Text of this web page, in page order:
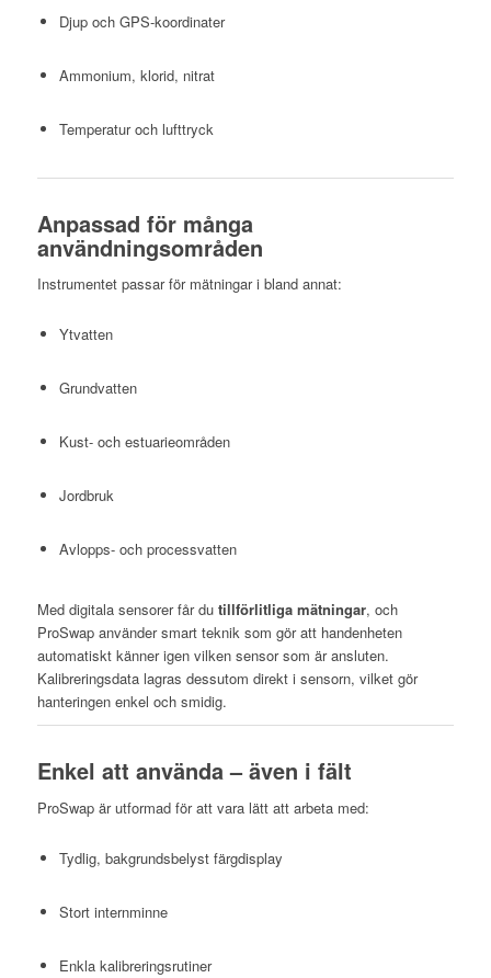
Djup och GPS-koordinater
Ammonium, klorid, nitrat
Temperatur och lufttryck
Anpassad för många
användningsområden
Instrumentet passar för mätningar i bland annat:
Ytvatten
Grundvatten
Kust- och estuarieområden
Jordbruk
Avlopps- och processvatten
Med digitala sensorer får du tillförlitliga mätningar, och
ProSwap använder smart teknik som gör att handenheten
automatiskt känner igen vilken sensor som är ansluten.
Kalibreringsdata lagras dessutom direkt i sensorn, vilket gör
hanteringen enkel och smidig.
Enkel att använda – även i fält
ProSwap är utformad för att vara lätt att arbeta med:
Tydlig, bakgrundsbelyst färgdisplay
Stort internminne
Enkla kalibreringsrutiner